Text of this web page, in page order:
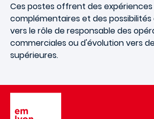
Ces postes offrent des expériences
complémentaires et des
vers le rôle de responsable des
commerciales ou d'évolution vers
supérieures.